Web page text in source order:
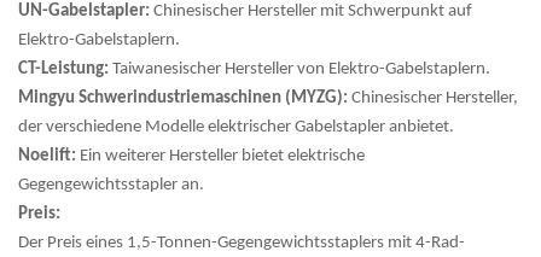
UN-Gabelstapler: Chinesischer Hersteller mit Schwerpunkt auf
Elektro-Gabelstaplern.
CT-Leistung: Taiwanesischer Hersteller von Elektro-Gabelstaplern.
Mingyu Schwerindustriemaschinen (MYZG): Chinesischer Hersteller,
der verschiedene Modelle elektrischer Gabelstapler anbietet.
Noelift: Ein weiterer Hersteller bietet elektrische
Gegengewichtsstapler an.
Preis:
Der Preis eines 1,5-Tonnen-Gegengewichtsstaplers mit 4-Rad-